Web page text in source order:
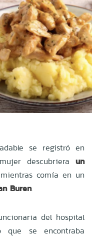
se registró en
descubriera un
comía en un
Buren.
del hospital
que se encontraba